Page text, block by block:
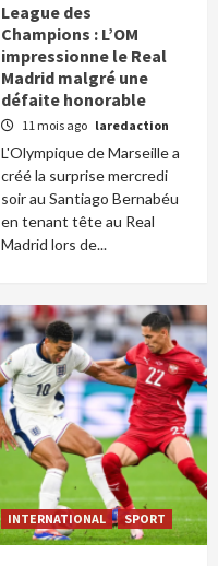
League des
Champions : L’OM
impressionne le Real
Madrid malgré une
défaite honorable
11 mois ago laredaction
L'Olympique de Marseille a
créé la surprise mercredi
soir au Santiago Bernabéu
en tenant tête au Real
Madrid lors de...
INTERNATIONAL SPORT